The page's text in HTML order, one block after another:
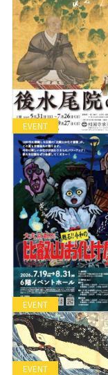
EVENT
EVENT
EVENT